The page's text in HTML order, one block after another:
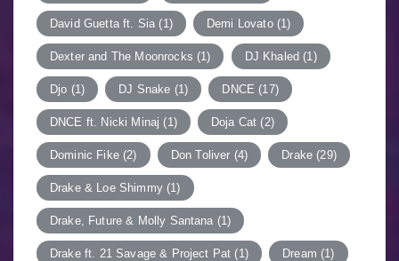
David Guetta ft. Sia (1) Demi Lovato(1)
Dexter and The Moonrocks (1) DJ Khaled (1)
Djo (1) DJ Snake (1) DNCE (17)
DNCE ft. Nicki Minaj (1) Doja Cat (2)
Dominic Fike(2) Don Toliver (4) Drake (29)
Drake & Loe Shimmy(1)
Drake, Future & Molly Santana (1)
Drake ft. 21 Savage & Project Pat (1) Dream (1)